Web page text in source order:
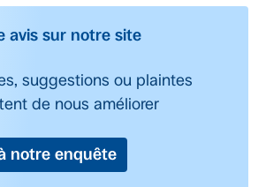
avis sur notre site
suggestions ou plaintes
de nous améliorer
notre enquête